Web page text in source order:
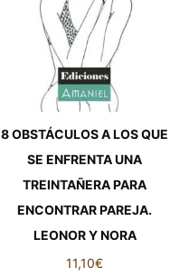
8 OBSTÁCULOS A LOS QUE
SE ENFRENTA UNA
TREINTAÑERA PARA
ENCONTRAR PAREJA.
LEONOR Y NORA
11,10€